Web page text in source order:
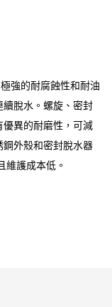
強的耐腐蝕性和耐油
脫水。螺旋、密封
異的耐磨性，可減
外殼和密封脫水器
護成本低。